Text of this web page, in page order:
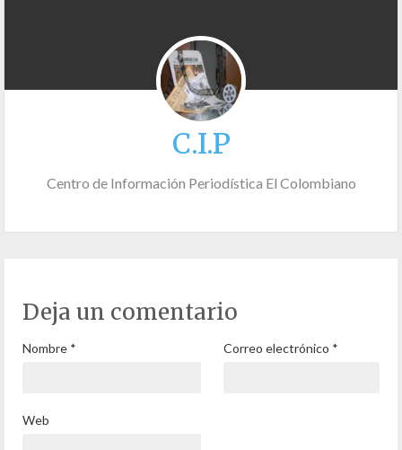
C.I.P
Centro de Información Periodística El Colombiano
Deja un comentario
Nombre * Correo electrónico *
Web